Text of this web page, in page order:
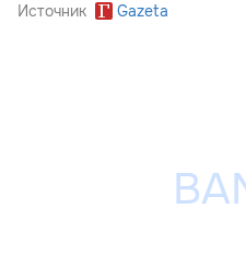
Источник Gazeta